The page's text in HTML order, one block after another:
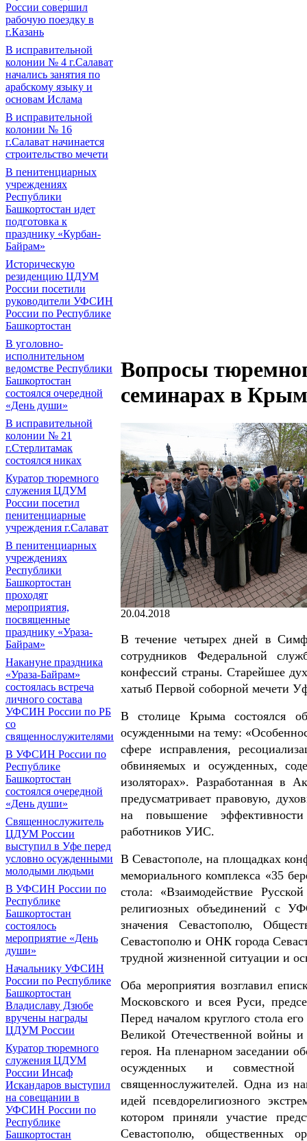
России совершил
рабочую поездку в
г.Казань
В исправительной
колонии № 4 г.Салават
начались занятия по
арабскому языку и
основам Ислама
В исправительной
колонии № 16
г.Салават начинается
строительство мечети
В пенитенциарных
учреждениях
Республики
Башкортостан идет
подготовка к
празднику «Курбан-
Байрам»
Историческую
резиденцию ЦДУМ
России посетили
руководители УФСИН
России по Республике
Башкортостан
В уголовно-
исполнительном
ведомстве Республики
Башкортостан
состоялся очередной
«День души»
В исправительной
колонии № 21
г.Стерлитамак
состоялся никах
Куратор тюремного
служения ЦДУМ
России посетил
пенитенциарные
учреждения г.Салават
В пенитенциарных
учреждениях
Республики
Башкортостан
проходят
мероприятия,
посвященные
празднику «Ураза-
Байрам»
Накануне праздника
«Ураза-Байрам»
состоялась встреча
личного состава
УФСИН России по РБ
со
священнослужителями
В УФСИН России по
Республике
Башкортостан
состоялся очередной
«День души»
Священнослужитель
ЦДУМ России
выступил в Уфе перед
условно осужденными
молодыми людьми
В УФСИН России по
Республике
Башкортостан
состоялось
мероприятие «День
души»
Начальнику УФСИН
России по Республике
Башкортостан
Владиславу Дзюбе
вручены награды
ЦДУМ России
Куратор тюремного
служения ЦДУМ
России Инсаф
Искандаров выступил
на совещании в
УФСИН России по
Республике
Башкортостан
Вопросы
семинарах в
20.04.2018
В течение четырех дней в
сотрудников Федеральной
конфессий страны. Старейшее
хатыб Первой cоборной мечети
В столице Крыма состоялся
осужденными на тему:
сфере исправления,
обвиняемых и осужденных,
изоляторах». Разработанная в
предусматривает правовую,
на повышение
работников УИС.
В Севастополе, на площадках
мемориального комплекса «35
стола: «Взаимодействие
религиозных объединений с
значения Севастополю,
Севастополю и ОНК города
трудной жизненной ситуации и
Оба мероприятия возглавил
Московского и всея Руси,
Перед началом круглого стола
Великой Отечественной войны
героя. На пленарном заседании
осужденных и совместной
священнослужителей. Одна из
идей псевдорелигиозного
котором приняли участие
Севастополю, общественных